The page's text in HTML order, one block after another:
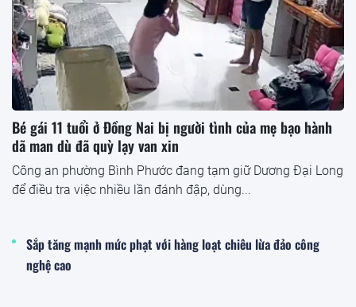
Bé gái 11 tuổi ở Đồng Nai bị người tình của mẹ bạo hành
dã man dù đã quỳ lạy van xin
Công an phường Bình Phước đang tạm giữ Dương Đại Long
để điều tra việc nhiều lần đánh đập, dùng...
Sắp tăng mạnh mức phạt với hàng loạt chiêu lừa đảo công
nghệ cao